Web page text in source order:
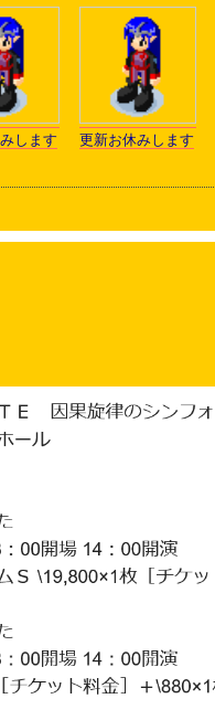
します 更新お休みします